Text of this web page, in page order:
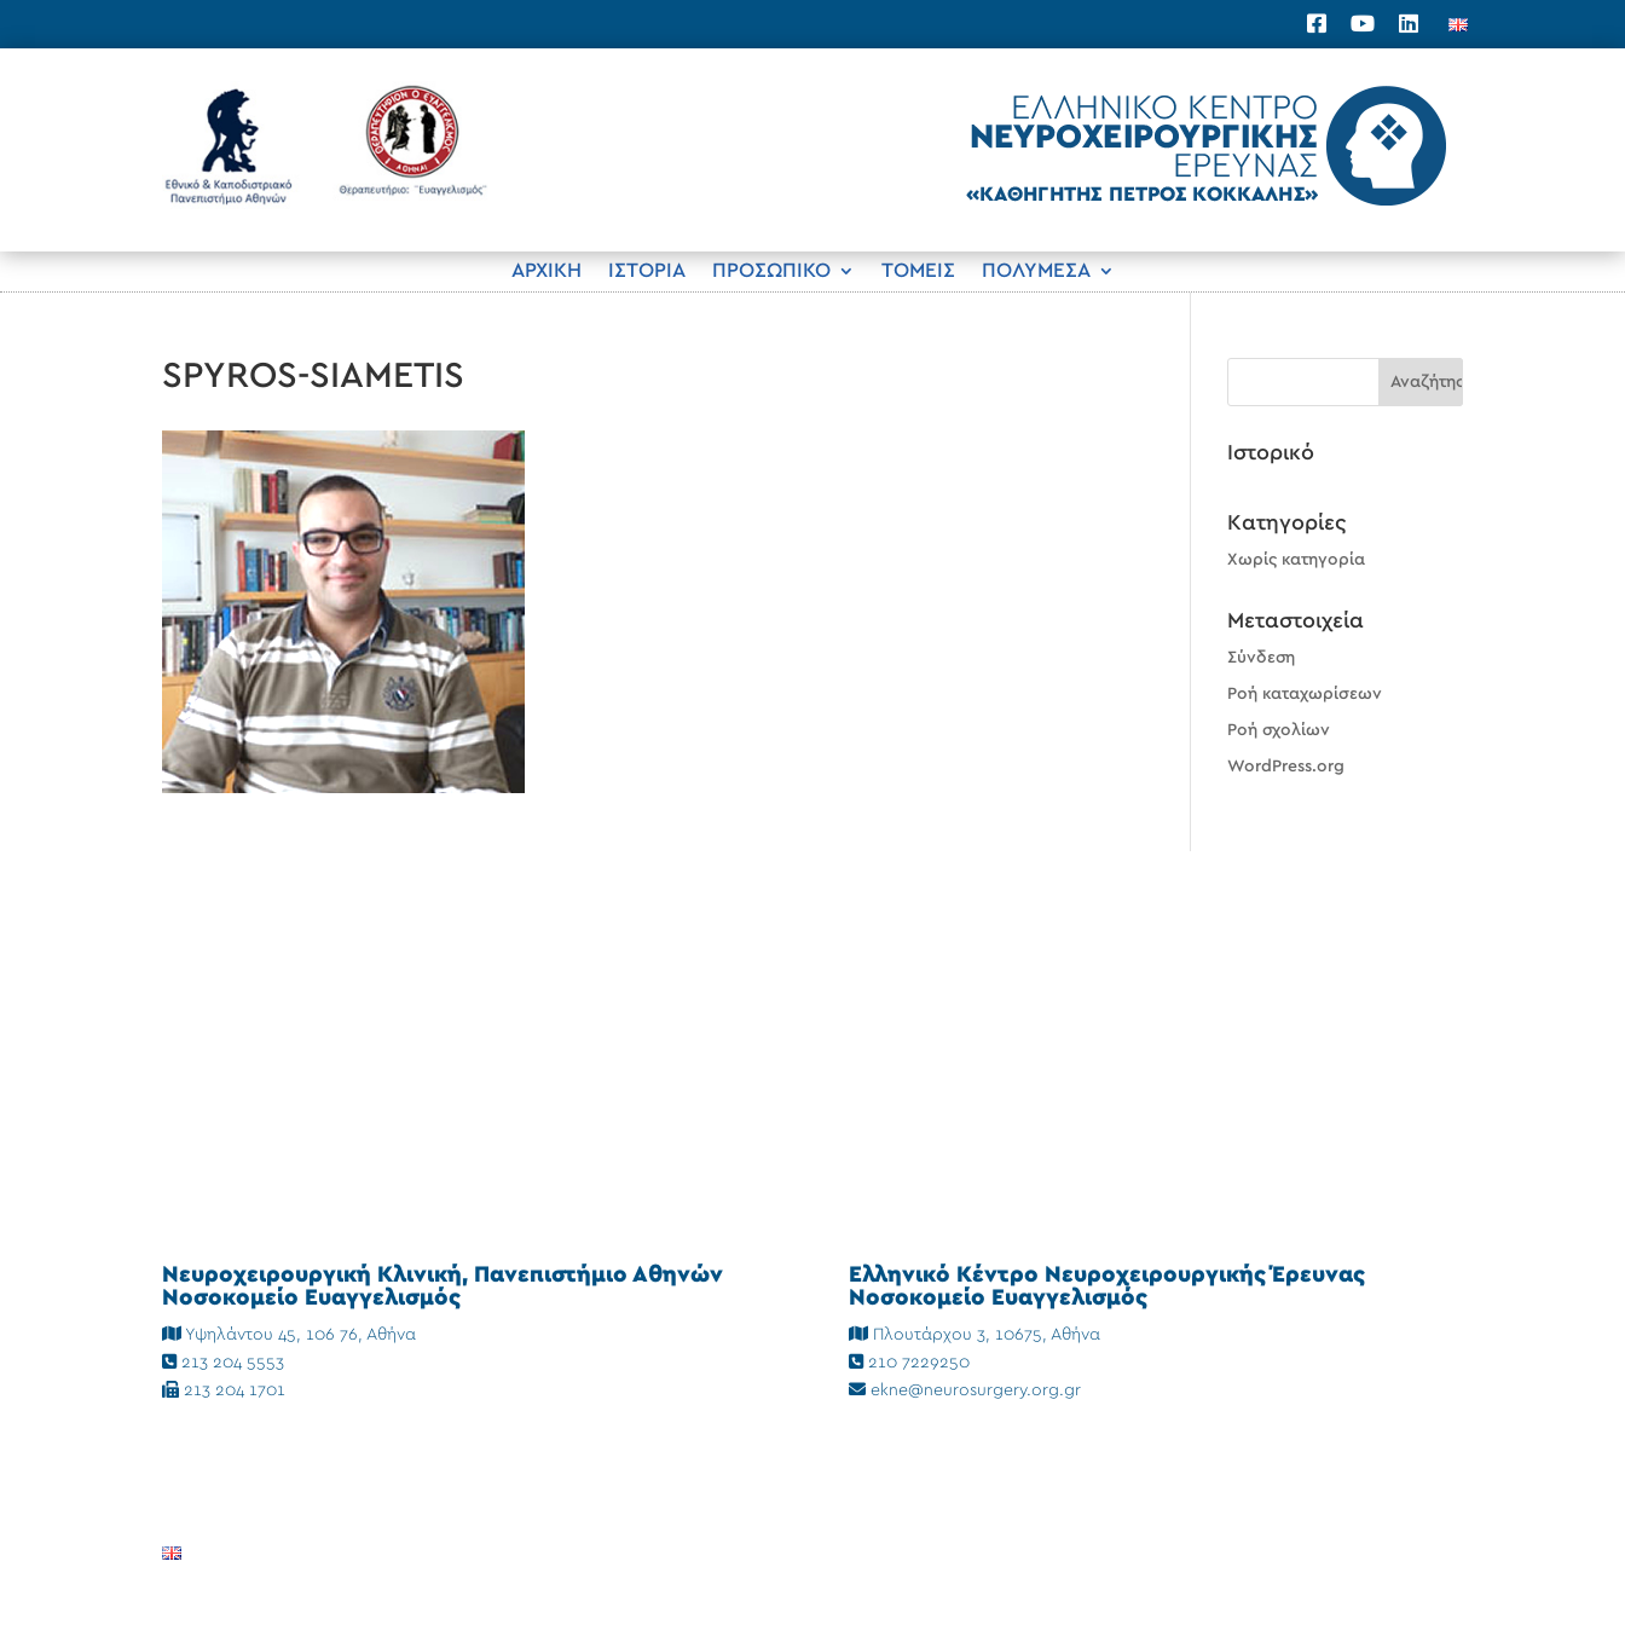
ΑΡΧΙΚΗ ΙΣΤΟΡΊΑ ΠΡΟΣΩΠΙΚΟ ΤΟΜΕΊΣ ΠΟΛΥΜΈΣΑ
SPYROS-SIAMETIS
Ιστορικό
Kατηγορίες
Χωρίς κατηγορία
Μεταστοιχεία
Σύνδεση
Ροή καταχωρίσεων
Ροή σχολίων
WordPress.org
Νευροχειρουργική Κλινική, Πανεπιστήμιο Αθηνών
Νοσοκομείο Ευαγγελισμός
Υψηλάντου 45, 106 76, Αθήνα
213 204 5553
213 204 1701
Ελληνικό Κέντρο Νευροχειρουργικής Έρευνας
Νοσοκομείο Ευαγγελισμός
Πλουτάρχου 3, 10675, Αθήνα
210 7229250
ekne@neurosurgery.org.gr